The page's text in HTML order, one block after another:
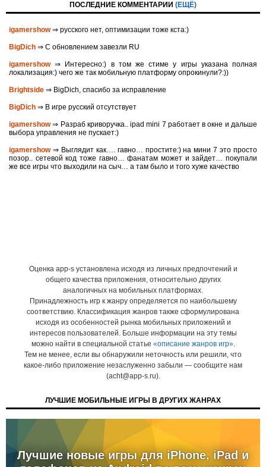
ПОСЛЕДНИЕ КОММЕНТАРИИ (ЕЩЁ)
igamershow⇒ русского нет, оптимизации тоже кста:)
BigDich ⇒ С обновлением завезли RU
igamershow⇒ Интересно:) в том же стиме у игры указана полная
локализация:) чего же так мобильную платформу опрокинули?:))
Brightside ⇒ BigDich, спасибо за исправление
BigDich ⇒ В игре русский отсутствует
igamershow⇒ Разраб криворучка.. ipad mini 7 работает в окне и дальше
выбора управления не пускает:)
igamershow⇒ Выглядит как…. гавно… простите:) на мини 7 это просто
позор.. сетевой код тоже гавно… фанатам может и зайдет… покупали
же все игры что выходили на сыч… а там было и того хуже качество
Оценка app-s установлена исходя из личных предпочтений и
общего качества приложения, относительно других
аналогичных на мобильных платформах.
Принадлежность игр к жанру определяется по наибольшему
соответствию. Классификация жанров также сформулирована
исходя из особенностей рынка мобильных приложений и
интересов пользователей. Больше информации на эту темы
можно найти в специальной статье «описание жанров игр».
Тем не менее, если вы обнаружили неточность или решили, что
какое-либо приложение незаслуженно забыли — сообщите нам
(acht@app-s.ru).
ЛУЧШИЕ МОБИЛЬНЫЕ ИГРЫ В ДРУГИХ ЖАНРАХ
Лучшие новые игры для iPhone, iPad и